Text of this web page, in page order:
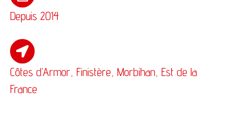
Depuis 2014
Côtes d’Armor, Finistère, Morbihan, Est de la
France